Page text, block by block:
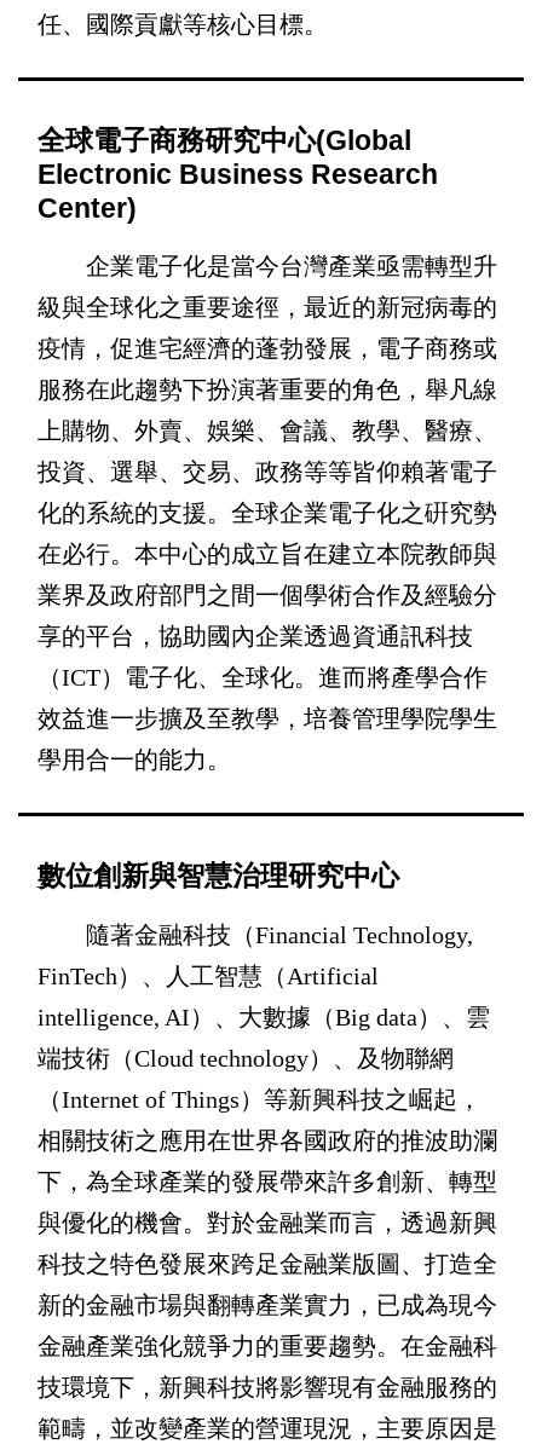
任、國際貢獻等核心目標。
全球電子商務研究中心(Global
Electronic Business Research
Center)
企業電子化是當今台灣產業亟需轉型升
級與全球化之重要途徑，最近的新冠病毒的
疫情，促進宅經濟的蓬勃發展，電子商務或
服務在此趨勢下扮演著重要的角色，舉凡線
上購物、外賣、娛樂、會議、教學、醫療、
投資、選舉、交易、政務等等皆仰賴著電子
化的系統的支援。全球企業電子化之硏究勢
在必行。本中心的成立旨在建立本院教師與
業界及政府部門之間一個學術合作及經驗分
享的平台，協助國內企業透過資通訊科技
（ICT）電子化、全球化。進而將產學合作
效益進一步擴及至教學，培養管理學院學生
學用合一的能力。
數位創新與智慧治理研究中心
隨著金融科技（Financial Technology,
FinTech）、人工智慧（Artificial
intelligence, AI）、大數據（Big data）、雲
端技術（Cloud technology）、及物聯網
（Internet of Things）等新興科技之崛起，
相關技術之應用在世界各國政府的推波助瀾
下，為全球產業的發展帶來許多創新、轉型
與優化的機會。對於金融業而言，透過新興
科技之特色發展來跨足金融業版圖、打造全
新的金融市場與翻轉產業實力，已成為現今
金融產業強化競爭力的重要趨勢。在金融科
技環境下，新興科技將影響現有金融服務的
範疇，並改變產業的營運現況，主要原因是